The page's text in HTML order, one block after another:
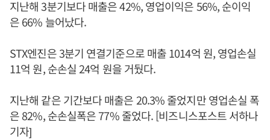
지난해 3분기보다 매출은 42%, 영업이익은 56%, 순이익
은 66% 늘어났다.
STX엔진은 3분기 연결기준으로 매출 1014억 원, 영업손실
11억 원, 순손실 24억 원을 거뒀다.
지난해 같은 기간보다 매출은 20.3% 줄었지만 영업손실 폭
은 82%, 순손실폭은 77% 줄었다. [비즈니스포스트 서하나
기자]